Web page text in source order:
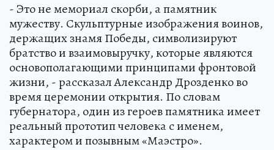
- Это не мемориал скорби, а памятник
мужеству. Скульптурные изображения воинов,
держащих знамя Победы, символизируют
братство и взаимовыручку, которые являются
основополагающими принципами фронтовой
жизни, - рассказал Александр Дрозденко во
время церемонии открытия. По словам
губернатора, один из героев памятника имеет
реальный прототип человека с именем,
характером и позывным «Маэстро».